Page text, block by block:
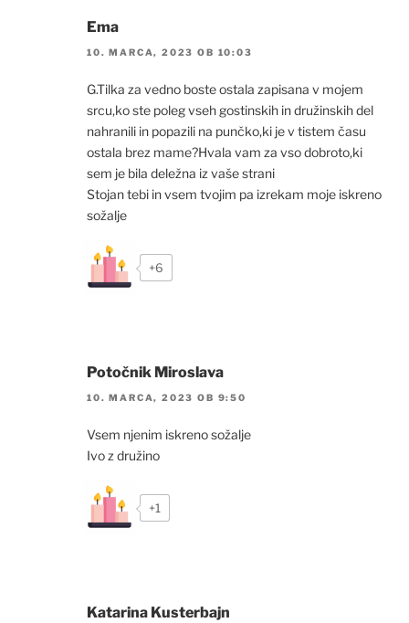
Ema
10. MARCA, 2023 OB 10:03
G.Tilka za vedno boste ostala zapisana v mojem
srcu,ko ste poleg vseh gostinskih in družinskih del
nahranili in popazili na punčko,ki je v tistem času
ostala brez mame?Hvala vam za vso dobroto,ki
sem je bila deležna iz vaše strani
Stojan tebi in vsem tvojim pa izrekam moje iskreno
sožalje
+6
Potočnik Miroslava
10. MARCA, 2023 OB 9:50
Vsem njenim iskreno sožalje
Ivo z družino
+1
Katarina Kusterbajn